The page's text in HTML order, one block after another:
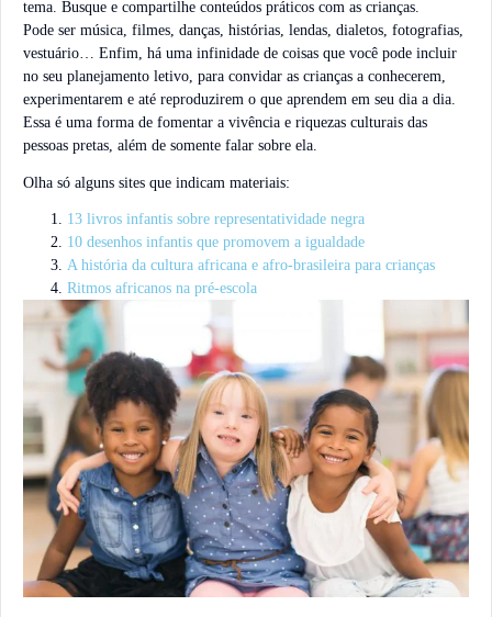
tema. Busque e compartilhe conteúdos práticos com as crianças.
Pode ser música, filmes, danças, histórias, lendas, dialetos, fotografias,
vestuário… Enfim, há uma infinidade de coisas que você pode incluir
no seu planejamento letivo, para convidar as crianças a conhecerem,
experimentarem e até reproduzirem o que aprendem em seu dia a dia.
Essa é uma forma de fomentar a vivência e riquezas culturais das
pessoas pretas, além de somente falar sobre ela.
Olha só alguns sites que indicam materiais:
13 livros infantis sobre representatividade negra
10 desenhos infantis que promovem a igualdade
A história da cultura africana e afro-brasileira para crianças
Ritmos africanos na pré-escola